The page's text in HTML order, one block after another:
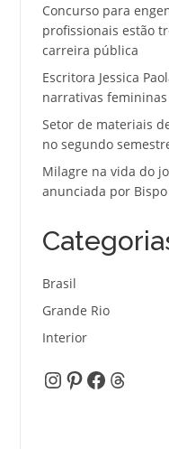
Concurso para
profissionais estão
carreira pública
Escritora Jessica
narrativas
Setor de materiais
no segundo
Milagre na vida do
anunciada por
Brasil
Grande Rio
Interior
Instagram
Pinterest
Facebook